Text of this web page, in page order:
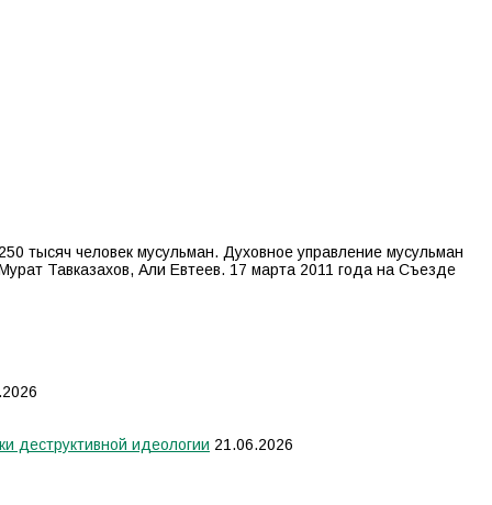
тысяч человек мусульман. Духовное управление мусульман
Тавказахов, Али Евтеев. 17 марта 2011 года на Съезде
деструктивной идеологии 21.06.2026